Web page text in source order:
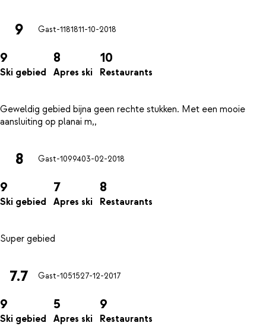
9 Gast-1181811-10-2018
9
Ski gebied
8
Apres ski
10
Restaurants
Geweldig gebied bijna geen rechte stukken. Met een mooie
8 Gast-1099403-02-2018
9
Ski gebied
7
Apres ski
8
Restaurants
7.7 Gast-1051527-12-2017
9
Ski gebied
5
Apres ski
9
Restaurants